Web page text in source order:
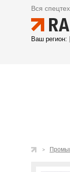
Вся
Ваш регион: